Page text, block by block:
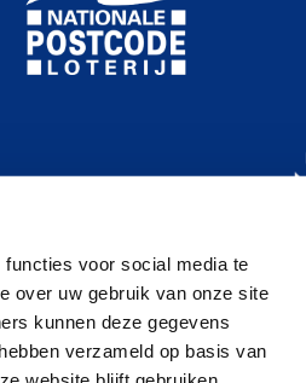
voor social media te
over uw gebruik van onze site
kunnen deze gegevens
verzameld op basis van